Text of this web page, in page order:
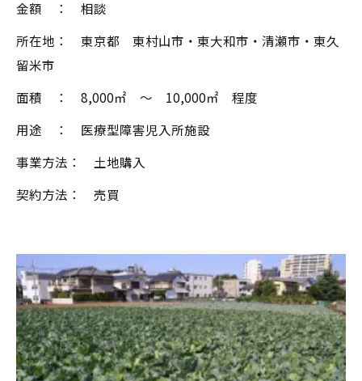
金額 ： 相談
所在地： 東京都 東村山市・東大和市・清瀬市・東久
留米市
面積 ： 8,000㎡ ～ 10,000㎡ 程度
用途 ： 医療型障害児入所施設
事業方法： 土地購入
契約方法： 売買